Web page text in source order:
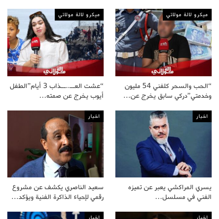
ميكرو لالة مولاتي
“الحب والسحر كلفني 54 مليون
وخدمتي”دركي سابق يخرج عن…
ميكرو لالة مولاتي
“عشت العــ..ــذاب 3 أيام”الطفل
أيوب يخرج عن صمته…
اخبار
يسري المراكشي يعبر عن تميزه
الفني في مسلسل…
اخبار
سعيد الناصري يكشف عن مشروع
رقمي لإحياء الذاكرة الفنية ويؤكد…